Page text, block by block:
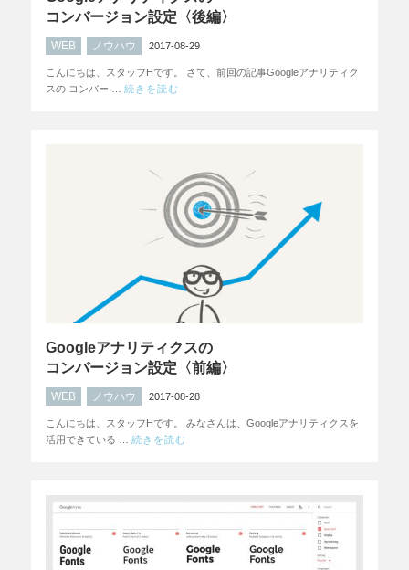
コンバージョン設定〈後編〉
WEB ノウハウ 2017-08-29
こんにちは、スタッフHです。 さて、前回の記事Googleアナリティク
スの コンバー … 続きを読む
Googleアナリティクスの
コンバージョン設定〈前編〉
WEB ノウハウ 2017-08-28
こんにちは、スタッフHです。 みなさんは、Googleアナリティクスを
活用できている … 続きを読む